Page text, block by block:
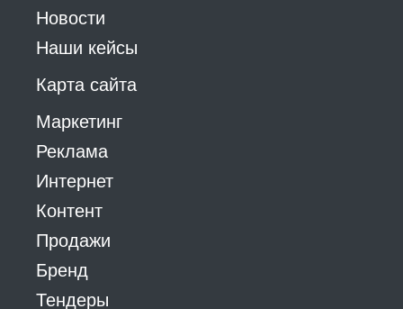
Новости
Наши кейсы
Карта сайта
Маркетинг
Реклама
Интернет
Контент
Продажи
Бренд
Тендеры